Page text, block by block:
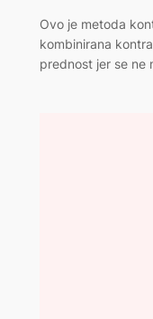
Ovo je metoda
kombinirana
prednost jer se ne